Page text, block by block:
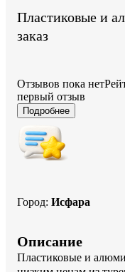
Пластиковые и
заказ
Отзывов пока нет
первый отзыв
Подробнее
Город: Исфара
Описание
Пластиковые и